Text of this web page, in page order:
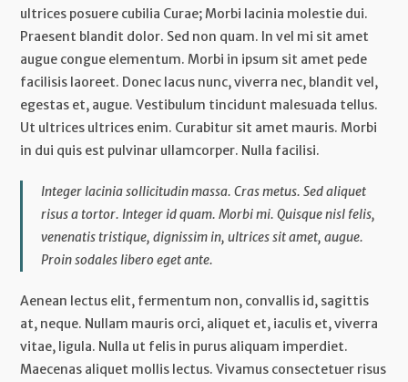
ultrices posuere cubilia Curae; Morbi lacinia molestie dui.
Praesent blandit dolor. Sed non quam. In vel mi sit amet
augue congue elementum. Morbi in ipsum sit amet pede
facilisis laoreet. Donec lacus nunc, viverra nec, blandit vel,
egestas et, augue. Vestibulum tincidunt malesuada tellus.
Ut ultrices ultrices enim. Curabitur sit amet mauris. Morbi
in dui quis est pulvinar ullamcorper. Nulla facilisi.
Integer lacinia sollicitudin massa. Cras metus. Sed aliquet
risus a tortor. Integer id quam. Morbi mi. Quisque nisl felis,
venenatis tristique, dignissim in, ultrices sit amet, augue.
Proin sodales libero eget ante.
Aenean lectus elit, fermentum non, convallis id, sagittis
at, neque. Nullam mauris orci, aliquet et, iaculis et, viverra
vitae, ligula. Nulla ut felis in purus aliquam imperdiet.
Maecenas aliquet mollis lectus. Vivamus consectetuer risus